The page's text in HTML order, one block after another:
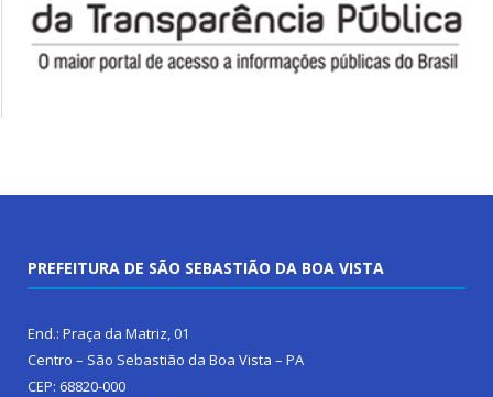
PREFEITURA DE SÃO SEBASTIÃO DA BOA VISTA
End.: Praça da Matriz, 01
Centro – São Sebastião da Boa Vista – PA
CEP: 68820-000